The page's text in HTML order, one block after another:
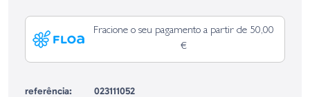
Fracione o seu pagamento a partir de 50,00
€
referência:
023111052